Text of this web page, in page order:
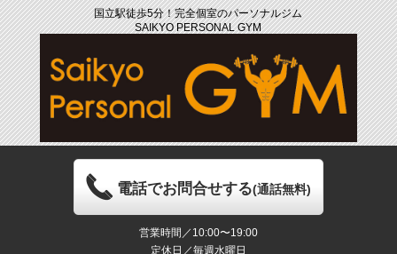
国立駅徒歩5分！完全個室のパーソナルジム
SAIKYO PERSONAL GYM
電話でお問合せする(通話無料)
営業時間／10:00〜19:00
定休日／毎週水曜日